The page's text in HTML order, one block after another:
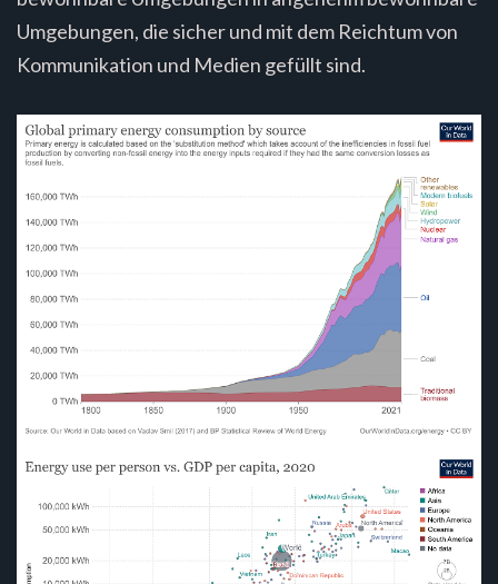
Umgebungen, die sicher und mit dem Reichtum von
Kommunikation und Medien gefüllt sind.